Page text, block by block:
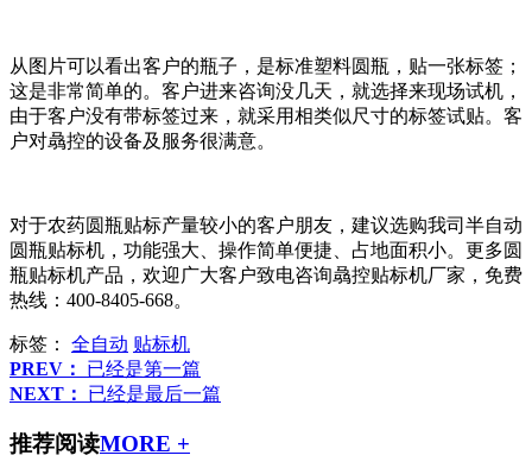
从图片可以看出客户的瓶子，是标准塑料圆瓶，贴一张标签；
这是非常简单的。客户进来咨询没几天，就选择来现场试机，
由于客户没有带标签过来，就采用相类似尺寸的标签试贴。客
户对骉控的设备及服务很满意。
对于农药圆瓶贴标产量较小的客户朋友，建议选购我司半自动
圆瓶贴标机，功能强大、操作简单便捷、占地面积小。更多圆
瓶贴标机产品，欢迎广大客户致电咨询骉控贴标机厂家，免费
热线：400-8405-668。
标签： 全自动 贴标机
PREV：
已经是第一篇
NEXT：
已经是最后一篇
推荐阅读MORE +